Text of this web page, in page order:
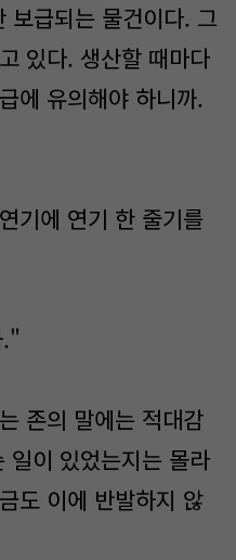
보급되는 물건이다. 그
있다. 생산할 때마다
에 유의해야 하니까.
기에 연기 한 줄기를
존의 말에는 적대감
일이 있었는지는 몰라
도 이에 반발하지 않